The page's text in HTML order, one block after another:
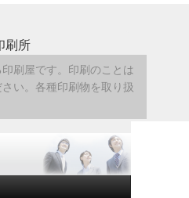
刷所
刷屋です。印刷のことは
い。各種印刷物を取り扱